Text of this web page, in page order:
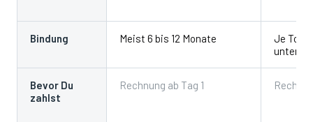
Bindung Meist 6 bis 12 Monate
Je Tool
Bevor Du
zahlst
Rechnung ab Tag 1